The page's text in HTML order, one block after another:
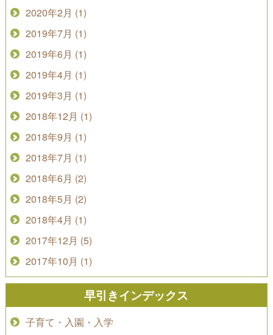
2020年2月 (1)
2019年7月 (1)
2019年6月 (1)
2019年4月 (1)
2019年3月 (1)
2018年12月 (1)
2018年9月 (1)
2018年7月 (1)
2018年6月 (2)
2018年5月 (2)
2018年4月 (1)
2017年12月 (5)
2017年10月 (1)
早引きインデックス
子育て・入園・入学